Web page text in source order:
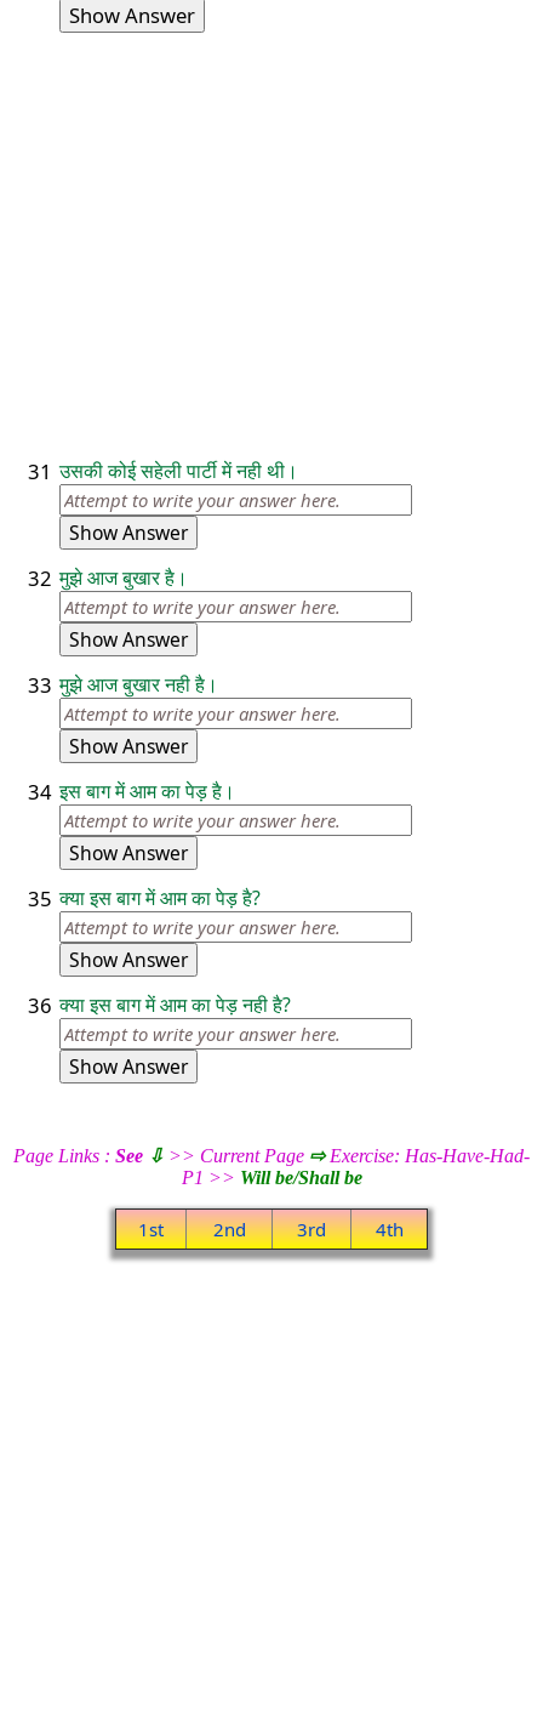
Show Answer
31 उसकी कोई सहेली पार्टी में नही थी।
Show Answer
32 मुझे आज बुखार है।
Show Answer
33 मुझे आज बुखार नही है।
Show Answer
34 इस बाग में आम का पेड़ है।
Show Answer
35 क्या इस बाग में आम का पेड़ है?
Show Answer
36 क्या इस बाग में आम का पेड़ नही है?
Show Answer
Page Links : See ⇩ >> Current Page ⇨Exercise: Has-Have-Had-
P1 >> Will be/Shall be
1st 2nd 3rd 4th